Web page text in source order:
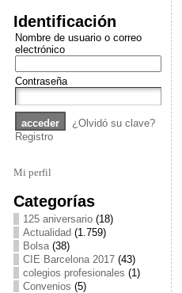
Identificación
Nombre de usuario o correo
electrónico
Contraseña
¿Olvidó su clave?
Registro
Mi perfil
Categorías
125 aniversario(18)
Actualidad (1.759)
Bolsa(38)
CIE Barcelona 2017(43)
colegios profesionales (1)
Convenios (5)